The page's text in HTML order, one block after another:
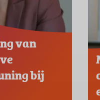
van
bij